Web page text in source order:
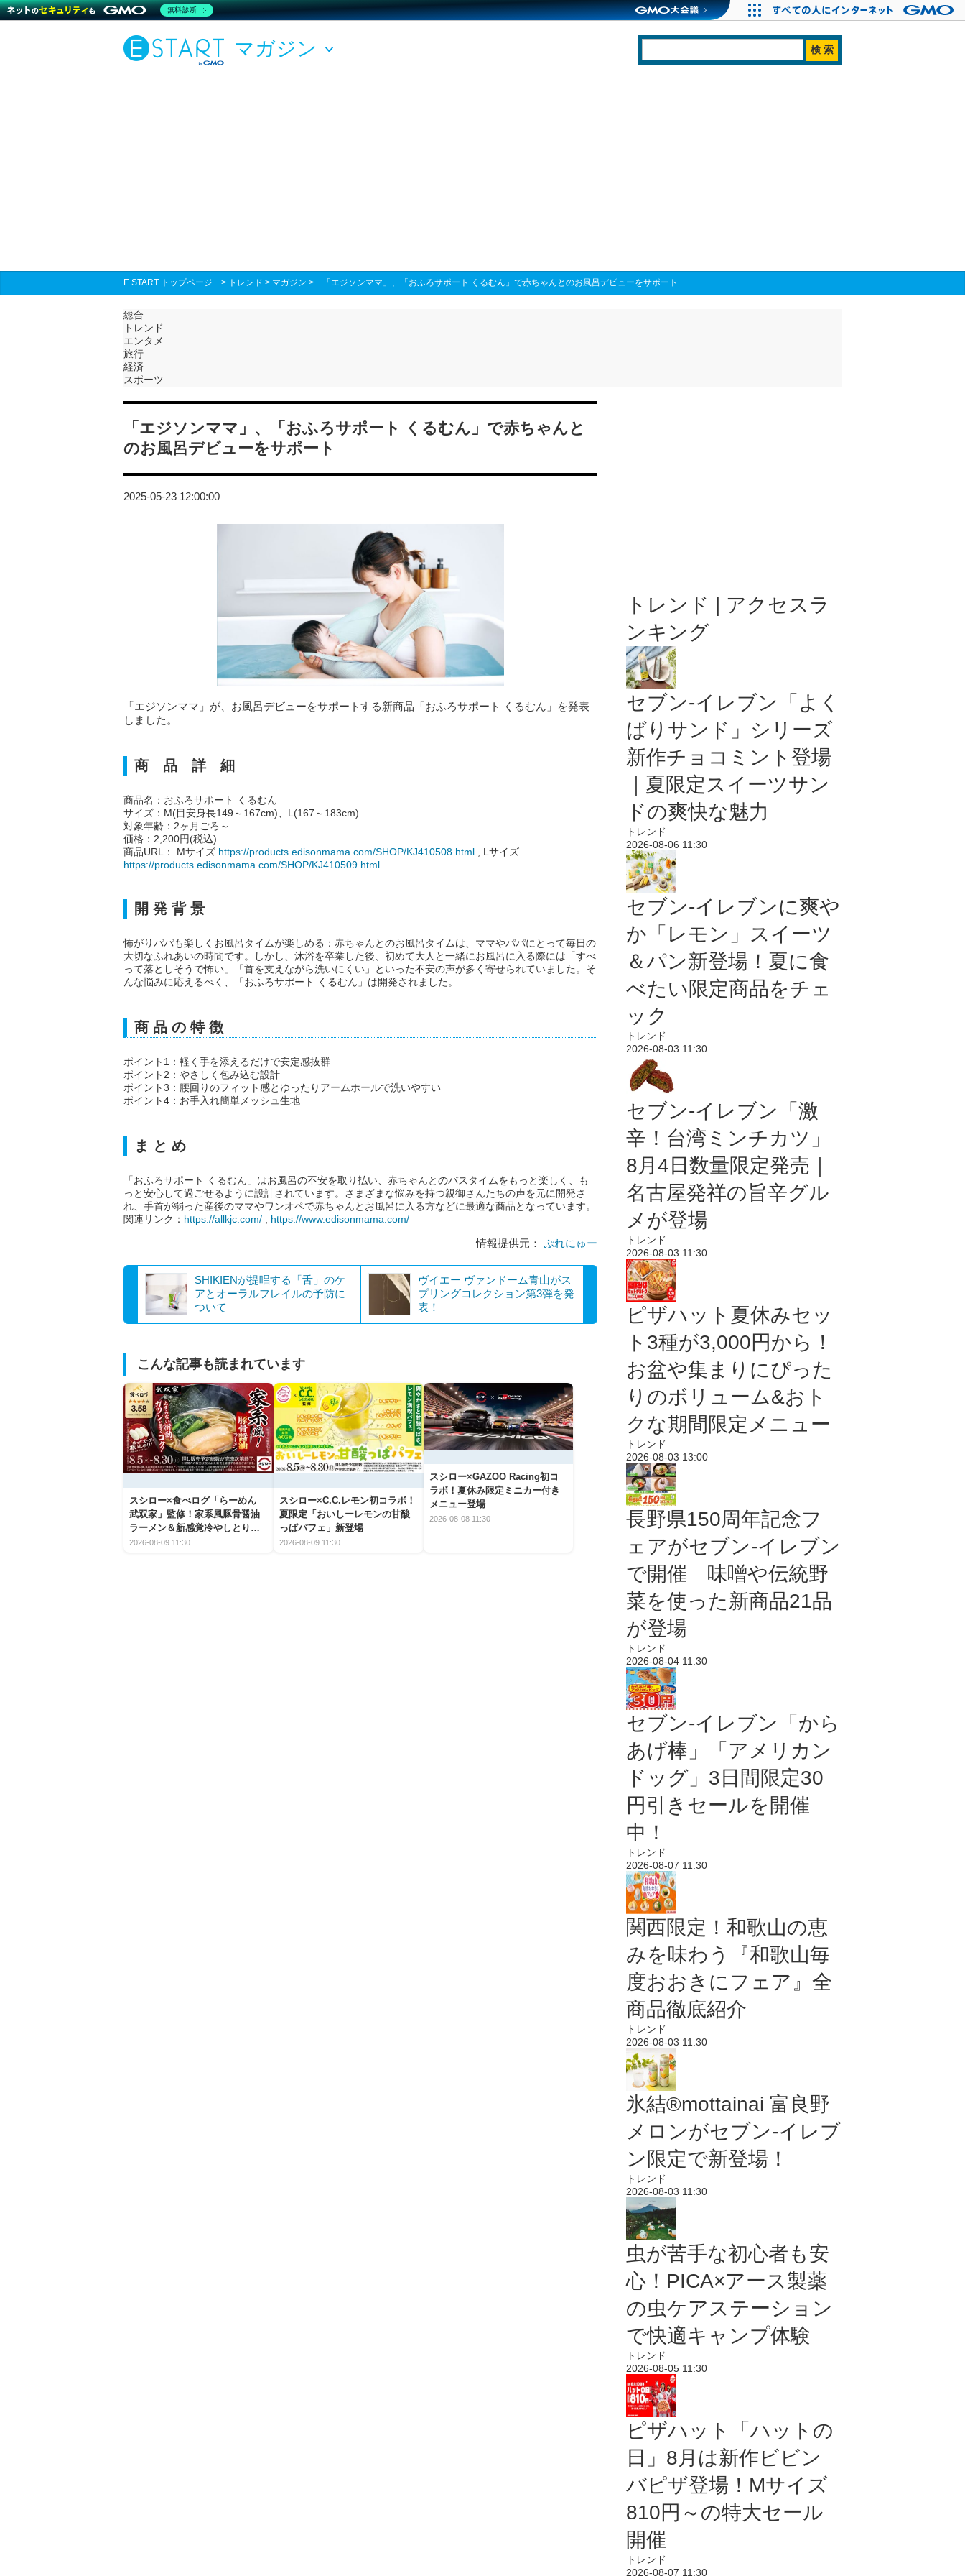
マガジン
E START トップページ > トレンド > マガジン > 「エジソンママ」、「おふろサポート くるむん」で赤ちゃんとのお風呂デビューをサポート
総合
トレンド
エンタメ
旅行
経済
スポーツ
「エジソンママ」、「おふろサポート くるむん」で赤ちゃんと
のお風呂デビューをサポート
2025-05-23 12:00:00
「エジソンママ」が、お風呂デビューをサポートする新商品「おふろサポート くるむん」を発表
しました。
商 品 詳 細
商品名：おふろサポート くるむん
サイズ：M(目安身長149～167cm)、L(167～183cm)
対象年齢：2ヶ月ごろ～
価格：2,200円(税込)
商品URL： Mサイズ https://products.edisonmama.com/SHOP/KJ410508.html , Lサイズ
https://products.edisonmama.com/SHOP/KJ410509.html
開 発 背 景
怖がりパパも楽しくお風呂タイムが楽しめる：赤ちゃんとのお風呂タイムは、ママやパパにとって毎日の
大切なふれあいの時間です。しかし、沐浴を卒業した後、初めて大人と一緒にお風呂に入る際には「すべ
って落としそうで怖い」「首を支えながら洗いにくい」といった不安の声が多く寄せられていました。そ
んな悩みに応えるべく、「おふろサポート くるむん」は開発されました。
商 品 の 特 徴
ポイント1：軽く手を添えるだけで安定感抜群
ポイント2：やさしく包み込む設計
ポイント3：腰回りのフィット感とゆったりアームホールで洗いやすい
ポイント4：お手入れ簡単メッシュ生地
ま と め
「おふろサポート くるむん」はお風呂の不安を取り払い、赤ちゃんとのバスタイムをもっと楽しく、も
っと安心して過ごせるように設計されています。さまざまな悩みを持つ親御さんたちの声を元に開発さ
れ、手首が弱った産後のママやワンオペで赤ちゃんとお風呂に入る方などに最適な商品となっています。
関連リンク： https://allkjc.com/ , https://www.edisonmama.com/
情報提供元： ぷれにゅー
SHIKIENが提唱する「舌」のケ
アとオーラルフレイルの予防に
ついて
ヴイエー ヴァンドーム青山がス
プリングコレクション第3弾を発
表！
こんな記事も読まれています
スシロー×食べログ「らーめん
武双家」監修！家系風豚骨醤油
ラーメン＆新感覚冷やしとり天
うどんが新登場
2026-08-09 11:30
スシロー×C.C.レモン初コラボ！
夏限定「おいしーレモンの甘酸
っぱパフェ」新登場
2026-08-09 11:30
スシロー×GAZOO Racing初コ
ラボ！夏休み限定ミニカー付き
メニュー登場
2026-08-08 11:30
トレンド | アクセスラ
ンキング
セブン‐イレブン「よく
ばりサンド」シリーズ
新作チョコミント登場
｜夏限定スイーツサン
ドの爽快な魅力
トレンド
2026-08-06 11:30
セブン‐イレブンに爽や
か「レモン」スイーツ
＆パン新登場！夏に食
べたい限定商品をチェ
ック
トレンド
2026-08-03 11:30
セブン-イレブン「激
辛！台湾ミンチカツ」
8月4日数量限定発売｜
名古屋発祥の旨辛グル
メが登場
トレンド
2026-08-03 11:30
ピザハット夏休みセッ
ト3種が3,000円から！
お盆や集まりにぴった
りのボリューム&おト
クな期間限定メニュー
トレンド
2026-08-03 13:00
長野県150周年記念フ
ェアがセブン-イレブン
で開催 味噌や伝統野
菜を使った新商品21品
が登場
トレンド
2026-08-04 11:30
セブン‐イレブン「から
あげ棒」「アメリカン
ドッグ」3日間限定30
円引きセールを開催
中！
トレンド
2026-08-07 11:30
関西限定！和歌山の恵
みを味わう『和歌山毎
度おおきにフェア』全
商品徹底紹介
トレンド
2026-08-03 11:30
氷結®mottainai 富良野
メロンがセブン‐イレブ
ン限定で新登場！
トレンド
2026-08-03 11:30
虫が苦手な初心者も安
心！PICA×アース製薬
の虫ケアステーション
で快適キャンプ体験
トレンド
2026-08-05 11:30
ピザハット「ハットの
日」8月は新作ビビン
バピザ登場！Mサイズ
810円～の特大セール
開催
トレンド
2026-08-07 11:30
無料診断